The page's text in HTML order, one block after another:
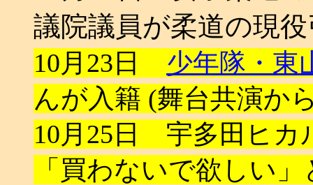
議院議員が柔道の現
10月23日 少年隊・東
んが入籍 (舞台共演か
10月25日 宇多田ヒカ
「買わないで欲しい